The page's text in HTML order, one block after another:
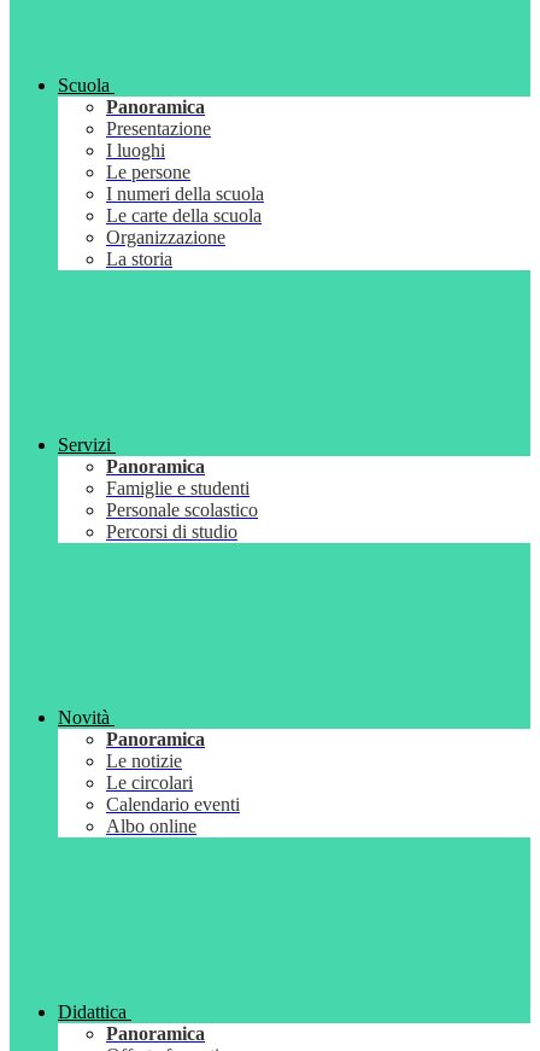
Scuola
Panoramica
Presentazione
I luoghi
Le persone
I numeri della scuola
Le carte della scuola
Organizzazione
La storia
Servizi
Panoramica
Famiglie e studenti
Personale scolastico
Percorsi di studio
Novità
Panoramica
Le notizie
Le circolari
Calendario eventi
Albo online
Didattica
Panoramica